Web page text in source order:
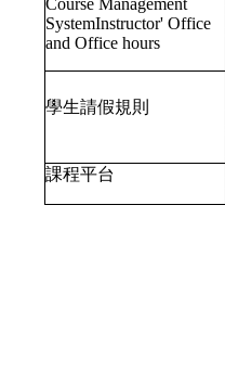
Course Management
SystemInstructor' Office
and Office hours
學生請假規則
課程平台